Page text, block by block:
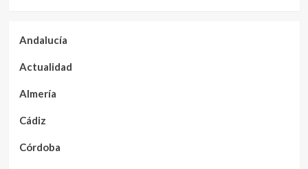
Andalucía
Actualidad
Almería
Cádiz
Córdoba